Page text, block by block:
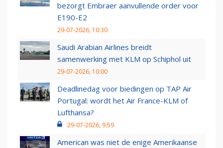
bezorgt Embraer aanvullende order voor
E190-E2
29-07-2026, 10:30
Saudi Arabian Airlines breidt
samenwerking met KLM op Schiphol uit
29-07-2026, 10:00
Deadlinedag voor biedingen op TAP Air
Portugal: wordt het Air France-KLM of
Lufthansa?
29-07-2026, 9:59
American was niet de enige Amerikaanse